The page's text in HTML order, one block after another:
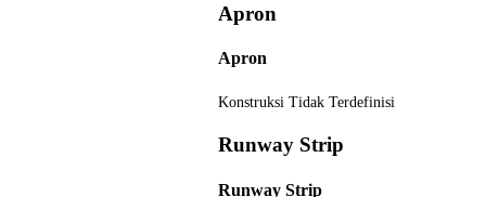
Apron
Apron
Konstruksi Tidak Terdefinisi
Runway Strip
Runway Strip